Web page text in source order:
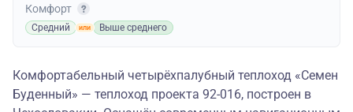
Комфорт
Средний Выше среднего
Комфортабельный четырёхпалубный теплоход «Семен
Буденный» — теплоход проекта 92-016, построен в